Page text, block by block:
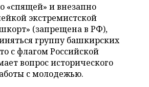
«спящей» и внезапно
экстремистской
(запрещена в РФ),
группу башкирских
с флагом Российской
вопрос исторического
с молодежью.